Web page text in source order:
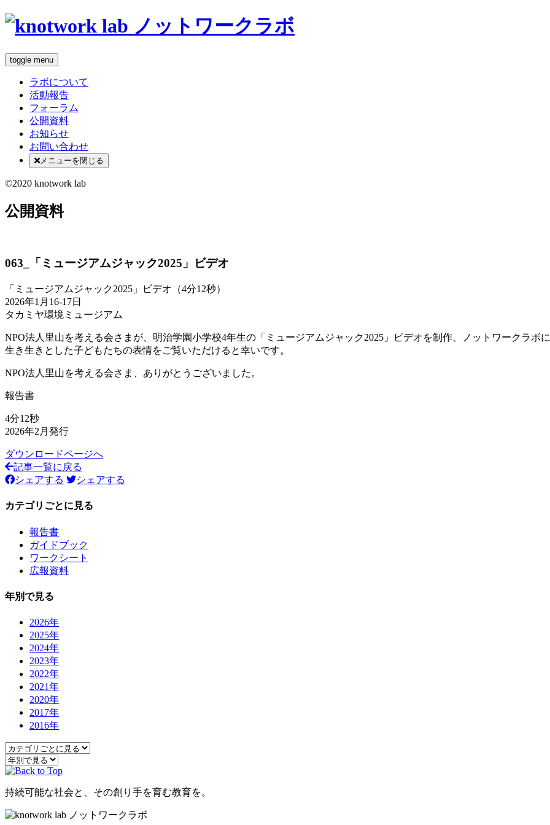
toggle menu
ラボについて
活動報告
フォーラム
公開資料
お知らせ
お問い合わせ
メニューを閉じる
©2020 knotwork lab
公開資料
063_「ミュージアムジャック2025」ビデオ
「ミュージアムジャック2025」ビデオ（4分12秒）
2026年1月16-17日
タカミヤ環境ミュージアム
NPO法人里山を考える会さまが、明治学園小学校4年生の「ミュージアムジャック2025」ビデオを制作、ノットワークラボ
生き生きとした子どもたちの表情をご覧いただけると幸いです。
NPO法人里山を考える会さま、ありがとうございました。
報告書
4分12秒
2026年2月発行
ダウンロードページへ
記事一覧に戻る
シェアする
シェアする
カテゴリごとに見る
報告書
ガイドブック
ワークシート
広報資料
年別で見る
2026年
2025年
2024年
2023年
2022年
2021年
2020年
2017年
2016年
持続可能な社会と、その創り手を育む教育を。